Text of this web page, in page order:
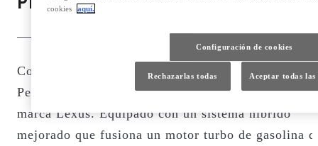
Con una increíble potencia eléctrica, el RX 500h
Performance Hybrid es el primer híbrido turbo de
marca Lexus. Equipado con un sistema híbrido
mejorado que fusiona un motor turbo de gasolina
cookies
aquí.
Configuración de cookies
Rechazarlas todas Aceptar todas las